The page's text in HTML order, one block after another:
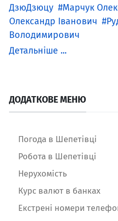
ДзюДзюцу
Марчук
Олександр Іванович
Володимирович
Детальніше ...
ДОДАТКОВЕ МЕНЮ
Погода в Шепетівці
Робота в Шепетівці
Нерухомість
Курс валют в банках
Екстрені номери